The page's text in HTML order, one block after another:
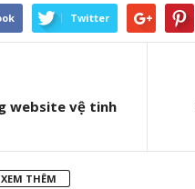
Twitter
website vệ tinh
XEM THÊM